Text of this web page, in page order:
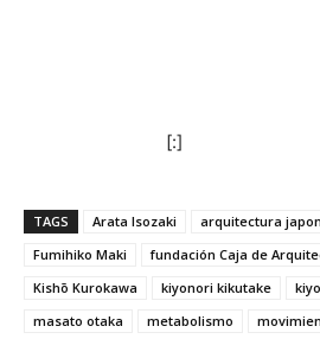
[:]
TAGS Arata Isozaki arquitectura
Fumihiko Maki
fundación Caja de
Kishō Kurokawa​
kiyonori kikutake
masato otaka
metabolismo